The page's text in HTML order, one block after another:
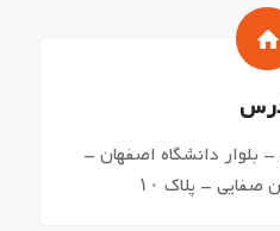
بلوار دانشگاه اصفهان –
– پلاک ۱۰